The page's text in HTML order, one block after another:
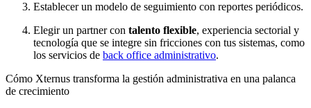
Establecer un modelo de seguimiento con reportes periódicos.
Elegir un partner con talento flexible, experiencia sectorial y
tecnología que se integre sin fricciones con tus sistemas, como
los servicios de back office administrativo.
Cómo Xternus transforma la gestión administrativa en una palanca
de crecimiento